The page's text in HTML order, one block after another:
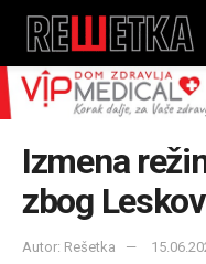
Izmena
zbog
Autor: Rešetka